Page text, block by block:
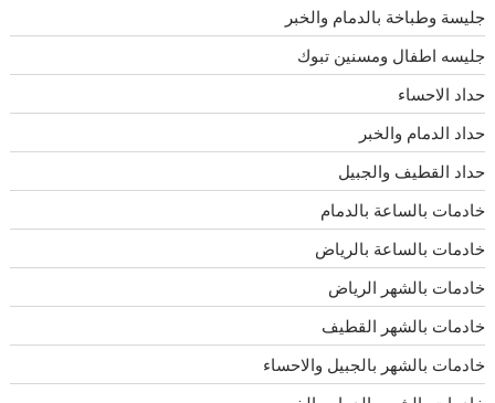
جليسة وطباخة بالدمام والخبر
جليسه اطفال ومسنين تبوك
حداد الاحساء
حداد الدمام والخبر
حداد القطيف والجبيل
خادمات بالساعة بالدمام
خادمات بالساعة بالرياض
خادمات بالشهر الرياض
خادمات بالشهر القطيف
خادمات بالشهر بالجبيل والاحساء